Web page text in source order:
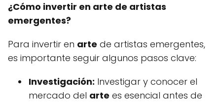
¿Cómo invertir en arte de artistas
emergentes?
Para invertir en arte de artistas emergentes,
es importante seguir algunos pasos clave:
Investigación: Investigar y conocer el
mercado del arte es esencial antes de